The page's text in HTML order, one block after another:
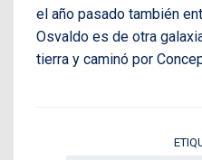
el año pasado también
Osvaldo es de otra
tierra y caminó por